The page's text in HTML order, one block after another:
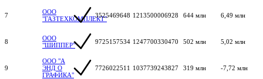
7
ООО
"ГАЗТЕХКОМПЛЕКТ"3525469648 1213500006928 644 млн 6,49 млн
8
ООО
"ШИППЕР"
9725157534 1247700330470 502 млн 5,02 млн
9
ООО "А
ЭНД О
ГРАФИКА"
7726022511 1037739243827 319 млн -7,72 млн